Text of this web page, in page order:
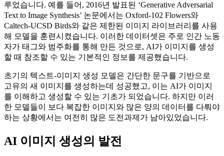
루었습니다. 예를 들어, 2016년 발표된 ‘Generative Adversarial
Text to Image Synthesis’ 논문에서는 Oxford-102 Flowers와
Caltech-UCSD Birds와 같은 제한된 이미지 라이브러리를 사용
해 모델을 훈련시켰습니다. 이러한 데이터셋은 주로 인간 노동
자가 태그와 범주화를 통해 만든 것으로, AI가 이미지를 생성
할 때 참조할 수 있는 기본적인 정보를 제공했습니다.
초기의 텍스트-이미지 생성 모델은 간단한 문구를 기반으로
고유의 새 이미지를 생성하는데 성공했고, 이는 AI가 이미지
를 이해하고 생성할 수 있는 기초가 되었습니다. 하지만 이러
한 모델들이 보다 복잡한 이미지와 많은 양의 데이터를 다뤄야
하는 상황에서는 여전히 많은 도전과제가 남아있었습니다.
AI 이미지 생성의 발전